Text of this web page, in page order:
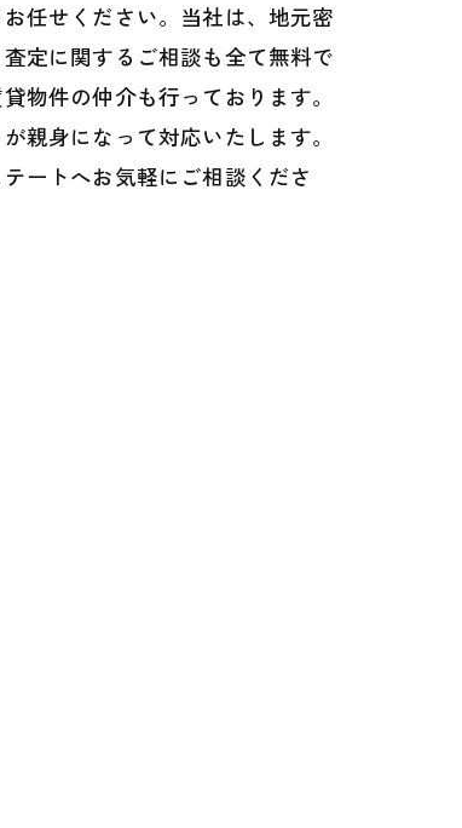
任せください。当社は、地元密
定に関するご相談も全て無料で
物件の仲介も行っております。
親身になって対応いたします。
ートへお気軽にご相談くださ